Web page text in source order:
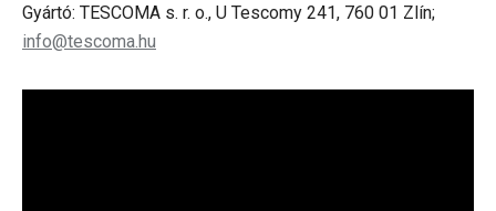
Gyártó: TESCOMA s. r. o., U Tescomy 241, 760 01 Zlín;
info@tescoma.hu